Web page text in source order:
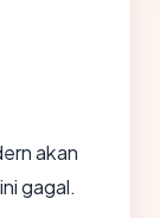
akan
gagal.